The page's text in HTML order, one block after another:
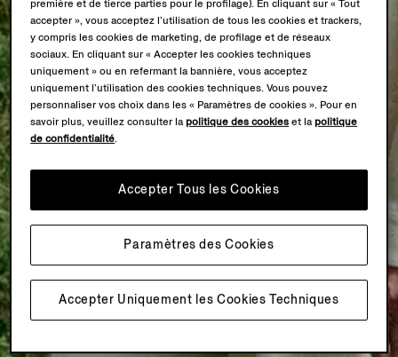
première et de tierce parties pour le profilage). En cliquant sur « Tout
accepter », vous acceptez l’utilisation de tous les cookies et trackers,
y compris les cookies de marketing, de profilage et de réseaux
sociaux. En cliquant sur « Accepter les cookies techniques
uniquement » ou en refermant la bannière, vous acceptez
uniquement l’utilisation des cookies techniques. Vous pouvez
personnaliser vos choix dans les « Paramètres de cookies ». Pour en
savoir plus, veuillez consulter lapolitique des cookies et lapolitique
de confidentialité.
Accepter Uniquement les Cookies Techniques
Accepter Tous les Cookies
Paramètres des Cookies